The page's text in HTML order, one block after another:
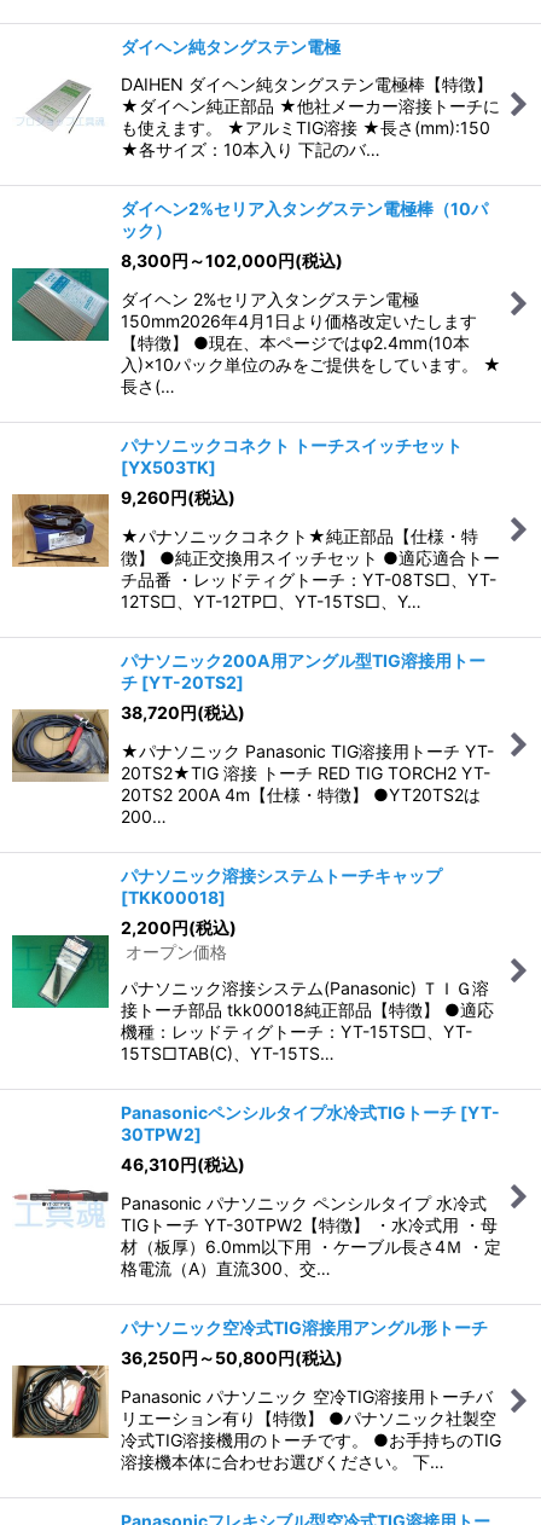
ダイヘン純タングステン電極
DAIHEN ダイヘン純タングステン電極棒【特徴】
★ダイヘン純正部品 ★他社メーカー溶接トーチに
も使えます。 ★アルミTIG溶接 ★長さ(mm):150
★各サイズ：10本入り 下記のバ…
ダイヘン2%セリア入タングステン電極棒（10パ
ック）
8,300円 ～102,000円(税込)
ダイヘン 2%セリア入タングステン電極
150mm2026年4月1日より価格改定いたします
【特徴】 ●現在、本ページではφ2.4mm(10本
入)×10パック単位のみをご提供をしています。 ★
長さ(…
パナソニックコネクト トーチスイッチセット
[YX503TK]
9,260円(税込)
★パナソニックコネクト★純正部品【仕様・特
徴】 ●純正交換用スイッチセット ●適応適合トー
チ品番 ・レッドティグトーチ：YT-08TS□、YT-
12TS□、YT-12TP□、YT-15TS□、Y…
パナソニック200A用アングル型TIG溶接用トー
チ [YT-20TS2]
38,720円(税込)
★パナソニック Panasonic TIG溶接用トーチ YT-
20TS2★TIG 溶接 トーチ RED TIG TORCH2 YT-
20TS2 200A 4m【仕様・特徴】 ●YT20TS2は
200…
パナソニック溶接システムトーチキャップ
[TKK00018]
2,200円(税込)
オープン価格
パナソニック溶接システム(Panasonic) ＴＩＧ溶
接トーチ部品 tkk00018純正部品【特徴】 ●適応
機種：レッドティグトーチ：YT-15TS□、YT-
15TS□TAB(C)、YT-15TS…
Panasonicペンシルタイプ水冷式TIGトーチ [YT-
30TPW2]
46,310円(税込)
Panasonic パナソニック ペンシルタイプ 水冷式
TIGトーチ YT-30TPW2【特徴】 ・水冷式用 ・母
材（板厚）6.0mm以下用 ・ケーブル長さ4Ｍ ・定
格電流（A）直流300、交…
パナソニック空冷式TIG溶接用アングル形トーチ
36,250円 ～50,800円(税込)
Panasonic パナソニック 空冷TIG溶接用トーチバ
リエーション有り【特徴】 ●パナソニック社製空
冷式TIG溶接機用のトーチです。 ●お手持ちのTIG
溶接機本体に合わせお選びください。 下…